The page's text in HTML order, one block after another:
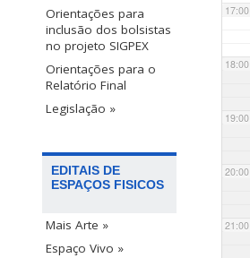
Orientações para
inclusão dos bolsistas
no projeto SIGPEX
Orientações para o
Relatório Final
Legislação »
EDITAIS DE
ESPAÇOS FISICOS
Mais Arte »
Espaço Vivo »
17:00
18:00
19:00
20:00
21:00